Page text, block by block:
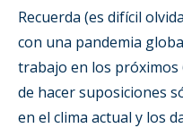
Recuerda (es difícil
con una pandemia
trabajo en los próximos
de hacer suposiciones
en el clima actual y los